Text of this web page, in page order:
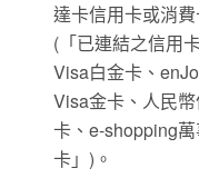
達卡信用卡或消
(「已連結之信用
Visa白金卡、
Visa金卡、人民
卡、e-shopping
卡」)。